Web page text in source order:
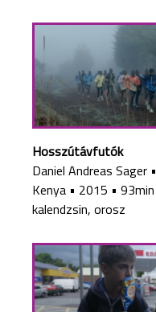
Hosszútávfutók
Daniel Andreas Sager •
Kenya • 2015 • 93min
kalendzsin, orosz